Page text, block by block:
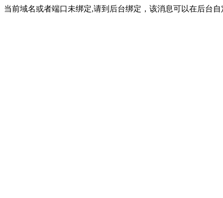
当前域名或者端口未绑定,请到后台绑定，该消息可以在后台自